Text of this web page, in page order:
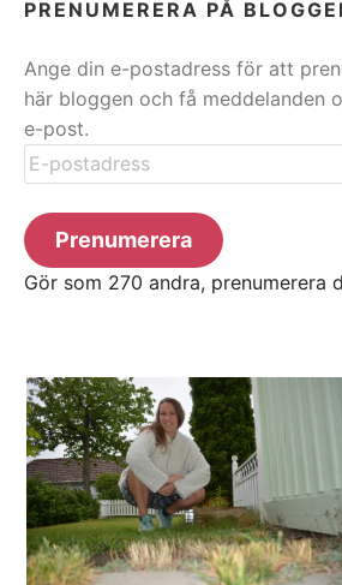
PRENUMERERA PÅ
Ange din e-postadress för att
här bloggen och få meddelanden
e-post.
E-
postadress
Prenumerera
Gör som 270 andra, prenumerera